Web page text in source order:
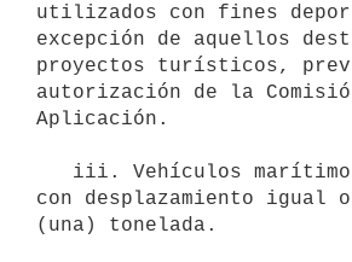
utilizados con fines
excepción de aquellos
proyectos turísticos,
autorización de la
Aplicación.
con desplazamiento igual
(una) tonelada.